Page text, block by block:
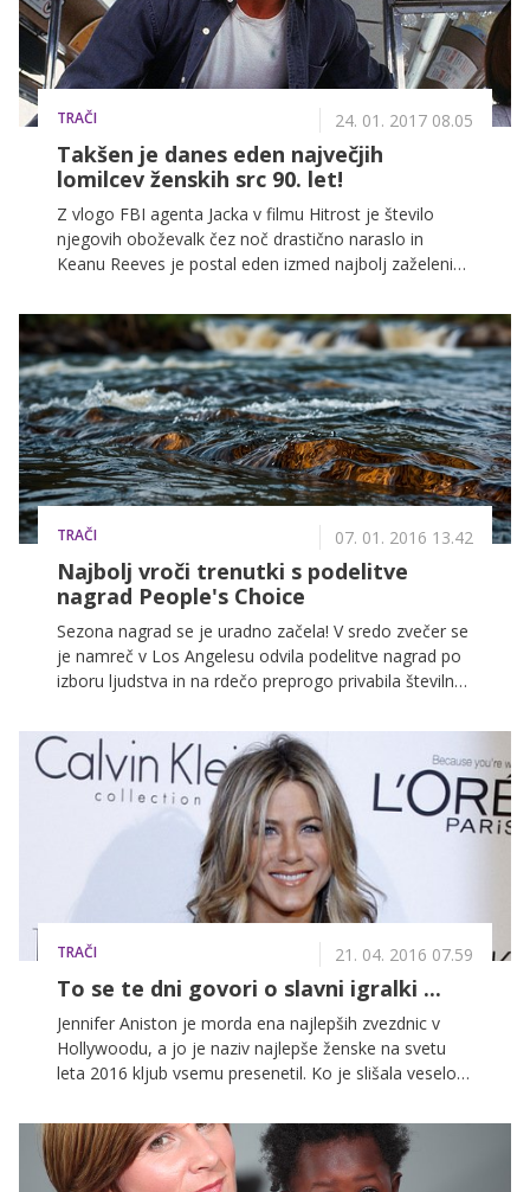
TRAČI 24. 01. 2017 08.05
Takšen je danes eden največjih
lomilcev ženskih src 90. let!
Z vlogo FBI agenta Jacka v filmu Hitrost je število
njegovih oboževalk čez noč drastično naraslo in
Keanu Reeves je postal eden izmed najbolj zaželenih
50 letih?
TRAČI 07. 01. 2016 13.42
Najbolj vroči trenutki s podelitve
nagrad People's Choice
Sezona nagrad se je uradno začela! V sredo zvečer se
je namreč v Los Angelesu odvila podelitve nagrad po
izboru ljudstva in na rdečo preprogo privabila številne
se je letos znašlo veliko talentiranih ljudi, kdo pa so
tisti, ki so domov odšli s trofejo? Melisa McCarthy,
Chris Hamsworth in Shawn Mendes so bili zagotovo
veliki zmagovalci večera, navdušile pa so nas tudi
številne zvezdnice, ki so se po rdeči preprogi
sprehodile v zapeljivih modnih kreacijah.
TRAČI 21. 04. 2016 07.59
To se te dni govori o slavni igralki ...
Jennifer Aniston je morda ena najlepših zvezdnic v
Hollywoodu, a jo je naziv najlepše ženske na svetu
leta 2016 kljub vsemu presenetil. Ko je slišala veselo
priznala, da se je za en trenutek počutila zelo
vznemirjeno, že skoraj najstniško.